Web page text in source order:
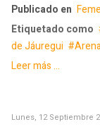
Publicado en
Etiquetado como
de Jáuregui
Leer más ...
Lunes, 12 Septiembre